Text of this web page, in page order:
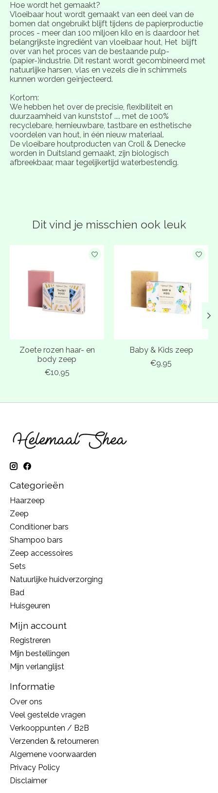
Hoe wordt het gemaakt?
Vloeibaar hout wordt gemaakt van een deel van de
bomen dat ongebruikt blijft tijdens de papierproductie
proces - meer dan 100 miljoen kilo en is daardoor het
belangrijkste ingrediënt van vloeibaar hout, Het blijft
over van het proces van de bestaande pulp-
(papier-)industrie. Dit restant wordt gecombineerd met
natuurlijke harsen, vlas en vezels die in schimmels
kunnen worden geïnjecteerd.
Kortom:
We hebben het over de precisie, flexibiliteit en
duurzaamheid van kunststof .... met de 100%
recyclebare, hernieuwbare, tastbare en esthetische
voordelen van hout, in één nieuw materiaal.
De vloeibare houtproducten van Croll & Denecke
worden in Duitsland gemaakt, zijn biologisch
afbreekbaar, maar tegelijkertijd waterbestendig.
Dit vind je misschien ook leuk
Items van productcarrousel
Zoete rozen haar- en
body zeep
€10,95
Baby & Kids zeep
€9,95
Categorieën
Haarzeep
Zeep
Conditioner bars
Shampoo bars
Zeep accessoires
Sets
Natuurlijke huidverzorging
Bad
Huisgeuren
Mijn account
Registreren
Mijn bestellingen
Mijn verlanglijst
Informatie
Over ons
Veel gestelde vragen
Verkooppunten / B2B
Verzenden & retourneren
Algemene voorwaarden
Privacy Policy
Disclaimer